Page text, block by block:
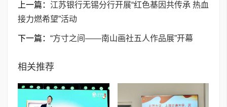
上一篇： 江苏银行无锡分行开展“红色基因共传承 热血
接力燃希望”活动
下一篇： “方寸之间——南山画社五人作品展”开幕
相关推荐